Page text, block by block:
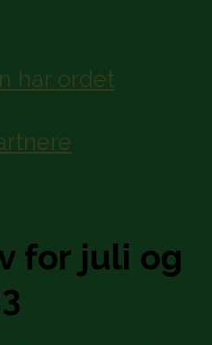
har ordet
for juli og